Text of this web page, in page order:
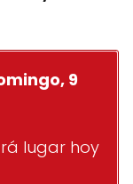
9
lugar hoy